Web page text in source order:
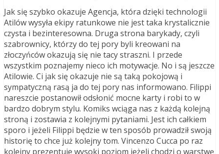
Jak się szybko okazuje Agencja, która dzięki technologii
Atilów wysyła ekipy ratunkowe nie jest taka krystalicznie
czysta i bezinteresowna. Druga strona barykady, czyli
szabrownicy, którzy do tej pory byli kreowani na
złoczyńców okazują się nie tacy straszni. I przede
wszystkim poznajemy nieco ich motywacje. No i są jeszcze
Atilowie. Ci jak się okazuje nie są taką pokojową i
sympatyczną rasą ja do tej pory nas informowano. Filippi
nareszcie postanowił odsłonić mocne karty i robi to w
bardzo dobrym stylu. Komiks wciąga nas z każdą kolejną
stroną i zostawia z kolejnymi pytaniami. Jest ich całkiem
sporo i jeżeli Filippi będzie w ten sposób prowadził swoją
historię to chce już kolejny tom. Vincenzo Cucca po raz
kolejny prezentuje wysoki poziom jeżeli chodzi o warstwę